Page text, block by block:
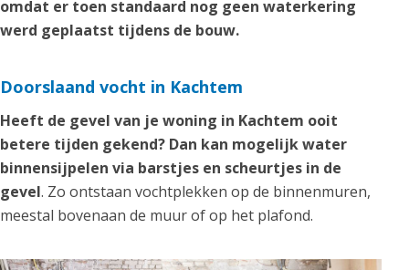
omdat er toen standaard nog geen waterkering
werd geplaatst tijdens de bouw.
Doorslaand vocht in Kachtem
Heeft de gevel van je woning in Kachtem ooit
betere tijden gekend? Dan kan mogelijk water
binnensijpelen via barstjes en scheurtjes in de
gevel. Zo ontstaan vochtplekken op de binnenmuren,
meestal bovenaan de muur of op het plafond.